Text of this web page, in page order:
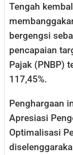
Tengah
bergengsi
pencapaian
Pajak (PNBP)
117,45%.
Penghargaan
Apresiasi
Optimalisasi